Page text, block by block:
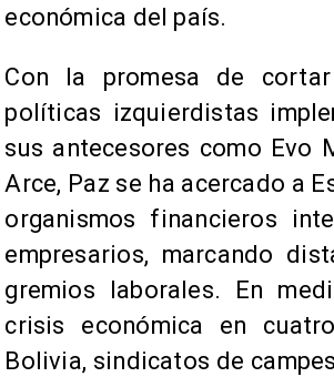
económica del país.
Con la promesa de
políticas izquierdistas
sus antecesores como Evo
Arce, Paz se ha acercado a
organismos financieros
empresarios, marcando
gremios laborales. En
crisis económica en
Bolivia, sindicatos de